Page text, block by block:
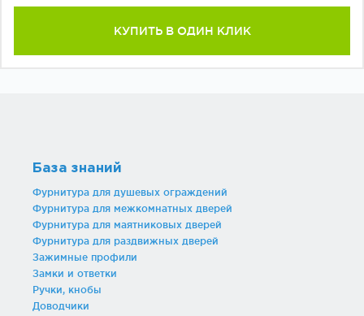
КУПИТЬ В ОДИН КЛИК
База знаний
Фурнитура для душевых ограждений
Фурнитура для межкомнатных дверей
Фурнитура для маятниковых дверей
Фурнитура для раздвижных дверей
Зажимные профили
Замки и ответки
Ручки, кнобы
Доводчики